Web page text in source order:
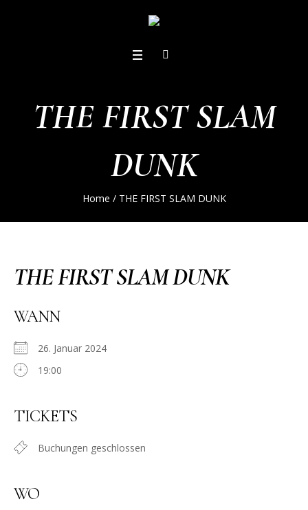
THE FIRST SLAM
DUNK
Home / THE FIRST SLAM DUNK
THE FIRST SLAM DUNK
WANN
26. Januar 2024
19:00
TICKETS
Buchungen geschlossen
WO